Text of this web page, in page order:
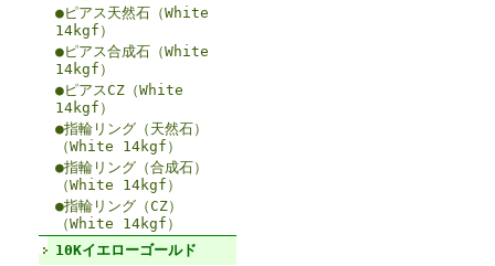
●ピアス天然石（White
14kgf）
●ピアス合成石（White
14kgf）
●ピアスCZ（White
14kgf）
●指輪リング（天然石）
（White 14kgf）
●指輪リング（合成石）
（White 14kgf）
●指輪リング（CZ）
（White 14kgf）
10Kイエローゴールド